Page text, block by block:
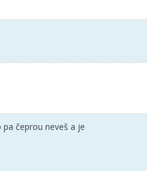
čeprou neveš a je